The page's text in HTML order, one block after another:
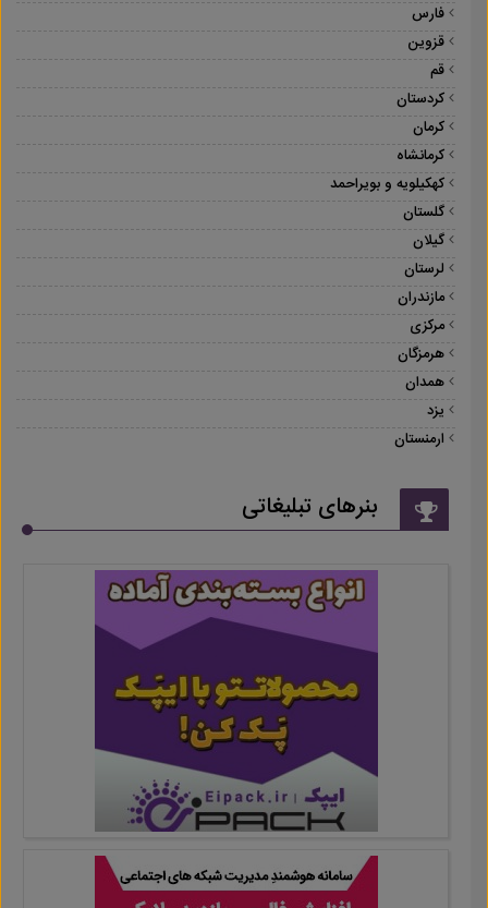
فارس
قزوین
قم
کردستان
کرمان
کرمانشاه
کهکیلویه و بویراحمد
گلستان
گیلان
لرستان
مازندران
مرکزی
هرمزگان
همدان
یزد
ارمنستان
بنرهای تبلیغاتی